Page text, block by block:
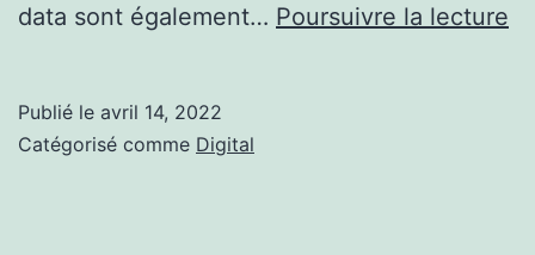
data sont également… Poursuivre la lecture
Publié le avril 14, 2022
Catégorisé comme Digital